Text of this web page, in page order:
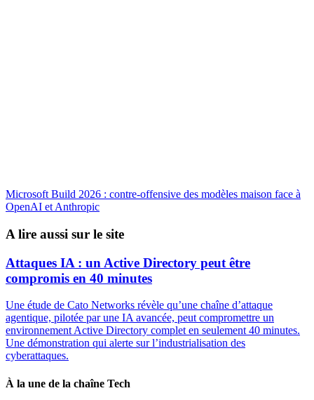
Microsoft Build 2026 : contre-offensive des modèles maison face à
OpenAI et Anthropic
A lire aussi sur le site
Attaques IA : un Active Directory peut être
compromis en 40 minutes
Une étude de Cato Networks révèle qu’une chaîne d’attaque
agentique, pilotée par une IA avancée, peut compromettre un
environnement Active Directory complet en seulement 40 minutes.
Une démonstration qui alerte sur l’industrialisation des
cyberattaques.
À la une de la chaîne Tech